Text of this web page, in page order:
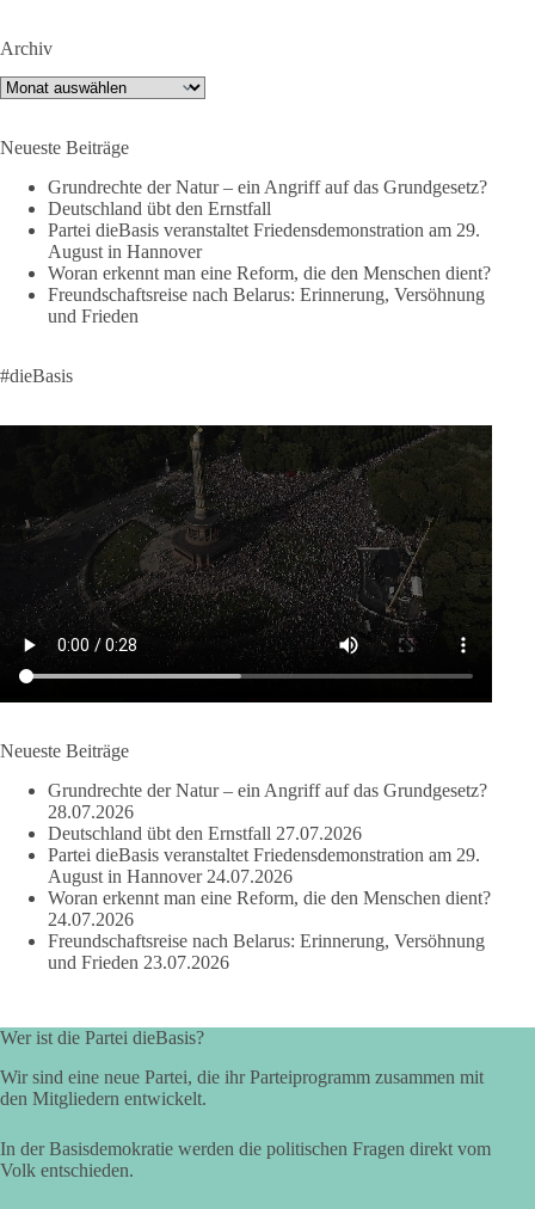
🟩🟩🟦🟦🟥🟥🟧🟧
Menschen mitbekommen, wofür wir stehen und warum es sich
lohnt, dieBasis zu wählen.
Mehr Infos:https://diebasis-st.de/wahlprogramm/
#dieBasis #Landtagswahl
#DeineStimmezählt #jetztunterstützen
58
DieBasis
🔎 Über 100-mal keine Antwort.
Anthony Fauci, Immunologe und Berater des ehemaligen US-
Präsidenten, hat bei einer Anhörung des US-Senats auf mehr
als 100 Fragen die Aussage verweigert. Die juristische
Bewertung werden Gerichte und Ermittlungen klären – auch
auf Basis seines Tagebuches. Doch unabhängig davon zeigt
der Vorgang eines deutlich:
Antworten:
❓ Wie wurden politische Entscheidungen getroffen?
❓ Welche Maßnahmen waren notwendig und welche nicht?
❓Und wer übernimmt die Verantwortung für die massiven
Folgen für Kinder, Familien, Unternehmen und das Vertrauen
in unseren Rechtsstaat?
Fragen zu vermeiden. Sie lebt davon, Fragen offen zu stellen
und transparent zu beantworten.
dieBasis fordert deshalb weiterhin eine unabhängige,
vollständige und transparente Aufarbeitung der Corona-Politik.
Archiv
Archiv
Neueste Beiträge
Grundrechte der Natur – ein Angriff auf das Grundgesetz?
Deutschland übt den Ernstfall
Partei dieBasis veranstaltet Friedensdemonstration am 29.
August in Hannover
Woran erkennt man eine Reform, die den Menschen dient?
Freundschaftsreise nach Belarus: Erinnerung, Versöhnung
und Frieden
#dieBasis
Neueste Beiträge
Grundrechte der Natur – ein Angriff auf das Grundgesetz?
28.07.2026
Deutschland übt den Ernstfall 27.07.2026
Partei dieBasis veranstaltet Friedensdemonstration am 29.
August in Hannover 24.07.2026
Woran erkennt man eine Reform, die den Menschen dient?
24.07.2026
Freundschaftsreise nach Belarus: Erinnerung, Versöhnung
und Frieden 23.07.2026
Wer ist die Partei dieBasis?
Wir sind eine neue Partei, die ihr Parteiprogramm zusammen mit
den Mitgliedern entwickelt.
In der Basisdemokratie werden die politischen Fragen direkt vom
Volk entschieden.